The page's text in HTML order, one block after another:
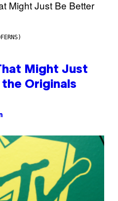
Might Just
the Originals